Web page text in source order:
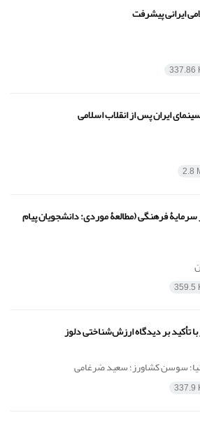
ایرانی پیشرفت
337.86
ایران پس از انقلاب اسلامی
2.8
فرهنگی (مطالعۀ موردی: دانشجویان پیام
359.5
تأکید بر دیدگاه ارزش‌شناختی دلوز
سوسن کشاورز؛ سعید ضرغامی
337.9